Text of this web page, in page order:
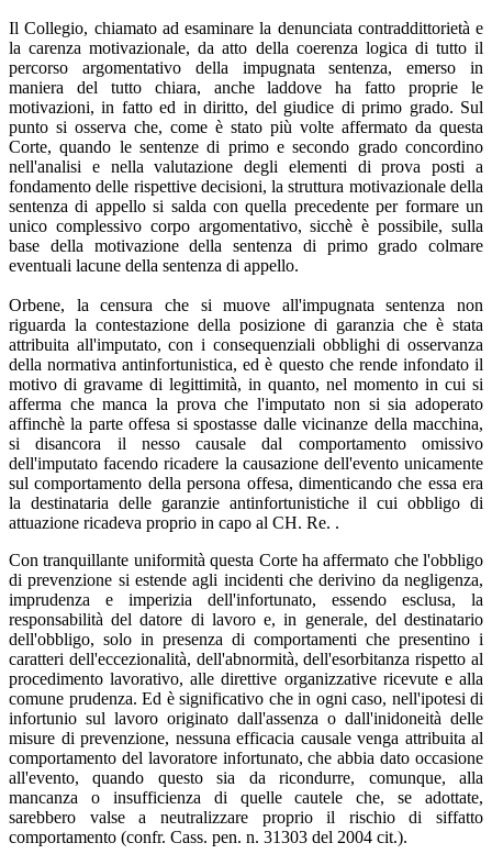
Il Collegio, chiamato ad esaminare la denunciata contraddittorietà e
la carenza motivazionale, da atto della coerenza logica di tutto il
percorso argomentativo della impugnata sentenza, emerso in
maniera del tutto chiara, anche laddove ha fatto proprie le
motivazioni, in fatto ed in diritto, del giudice di primo grado. Sul
punto si osserva che, come è stato più volte affermato da questa
Corte, quando le sentenze di primo e secondo grado concordino
nell'analisi e nella valutazione degli elementi di prova posti a
fondamento delle rispettive decisioni, la struttura motivazionale della
sentenza di appello si salda con quella precedente per formare un
unico complessivo corpo argomentativo, sicchè è possibile, sulla
base della motivazione della sentenza di primo grado colmare
eventuali lacune della sentenza di appello.
Orbene, la censura che si muove all'impugnata sentenza non
riguarda la contestazione della posizione di garanzia che è stata
attribuita all'imputato, con i consequenziali obblighi di osservanza
della normativa antinfortunistica, ed è questo che rende infondato il
motivo di gravame di legittimità, in quanto, nel momento in cui si
afferma che manca la prova che l'imputato non si sia adoperato
affinchè la parte offesa si spostasse dalle vicinanze della macchina,
si disancora il nesso causale dal comportamento omissivo
dell'imputato facendo ricadere la causazione dell'evento unicamente
sul comportamento della persona offesa, dimenticando che essa era
la destinataria delle garanzie antinfortunistiche il cui obbligo di
attuazione ricadeva proprio in capo al CH. Re. .
Con tranquillante uniformità questa Corte ha affermato che l'obbligo
di prevenzione si estende agli incidenti che derivino da negligenza,
imprudenza e imperizia dell'infortunato, essendo esclusa, la
responsabilità del datore di lavoro e, in generale, del destinatario
dell'obbligo, solo in presenza di comportamenti che presentino i
caratteri dell'eccezionalità, dell'abnormità, dell'esorbitanza rispetto al
procedimento lavorativo, alle direttive organizzative ricevute e alla
comune prudenza. Ed è significativo che in ogni caso, nell'ipotesi di
infortunio sul lavoro originato dall'assenza o dall'inidoneità delle
misure di prevenzione, nessuna efficacia causale venga attribuita al
comportamento del lavoratore infortunato, che abbia dato occasione
all'evento, quando questo sia da ricondurre, comunque, alla
mancanza o insufficienza di quelle cautele che, se adottate,
sarebbero valse a neutralizzare proprio il rischio di siffatto
comportamento (confr. Cass. pen. n. 31303 del 2004 cit.).